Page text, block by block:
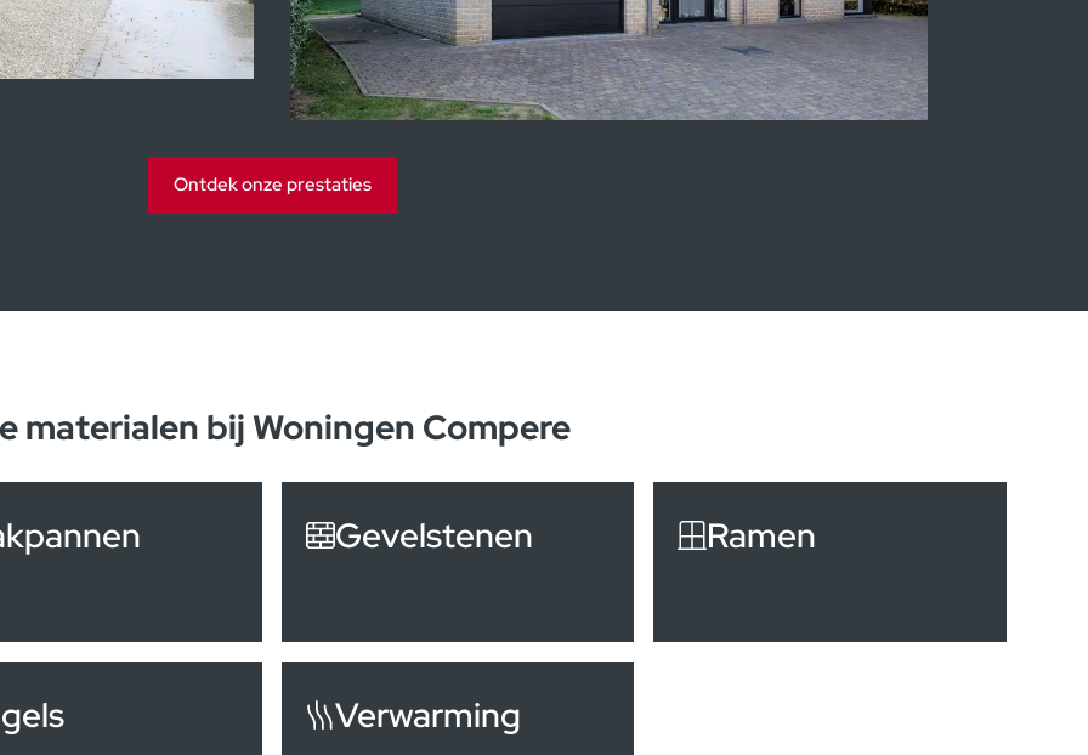
Kijkwoningen Heure-le-Romain
Ontdek onze prestaties
materialen bij Woningen Compere
Gevelstenen Ramen
Verwarming